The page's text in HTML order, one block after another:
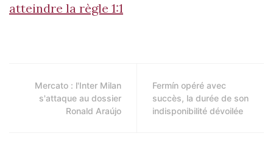
atteindre la règle 1:1
Mercato : l'Inter Milan
s'attaque au dossier
Ronald Araújo
Fermín opéré avec
succès, la durée de son
indisponibilité dévoilée